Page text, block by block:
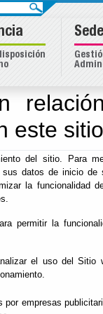
este sitio
del sitio. Para
sus datos de inicio de
la funcionalidad
permitir la
el uso del Sitio
por empresas
DEL
Del : 28/07/
Lugar: Almería
Perido: 07 -
Del : 28/07/
Perido: 07 -
Tipo: Artes